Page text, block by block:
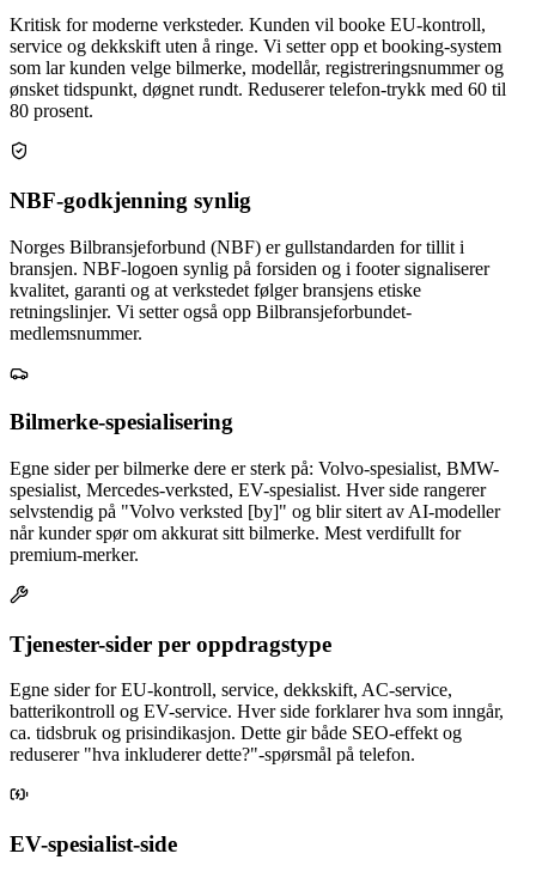
Kritisk for moderne verksteder. Kunden vil booke EU-kontroll,
service og dekkskift uten å ringe. Vi setter opp et booking-system
som lar kunden velge bilmerke, modellår, registreringsnummer og
ønsket tidspunkt, døgnet rundt. Reduserer telefon-trykk med 60 til
80 prosent.
NBF-godkjenning synlig
Norges Bilbransjeforbund (NBF) er gullstandarden for tillit i
bransjen. NBF-logoen synlig på forsiden og i footer signaliserer
kvalitet, garanti og at verkstedet følger bransjens etiske
retningslinjer. Vi setter også opp Bilbransjeforbundet-
medlemsnummer.
Bilmerke-spesialisering
Egne sider per bilmerke dere er sterk på: Volvo-spesialist, BMW-
spesialist, Mercedes-verksted, EV-spesialist. Hver side rangerer
selvstendig på "Volvo verksted [by]" og blir sitert av AI-modeller
når kunder spør om akkurat sitt bilmerke. Mest verdifullt for
premium-merker.
Tjenester-sider per oppdragstype
Egne sider for EU-kontroll, service, dekkskift, AC-service,
batterikontroll og EV-service. Hver side forklarer hva som inngår,
ca. tidsbruk og prisindikasjon. Dette gir både SEO-effekt og
reduserer "hva inkluderer dette?"-spørsmål på telefon.
EV-spesialist-side